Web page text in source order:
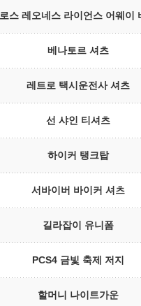
로스 레오네스 라이언스 어웨이
베나토르 셔츠
레트로 택시운전사 셔츠
선 샤인 티셔츠
하이커 탱크탑
서바이버 바이커 셔츠
길라잡이 유니폼
PCS4 금빛 축제 저지
할머니 나이트가운